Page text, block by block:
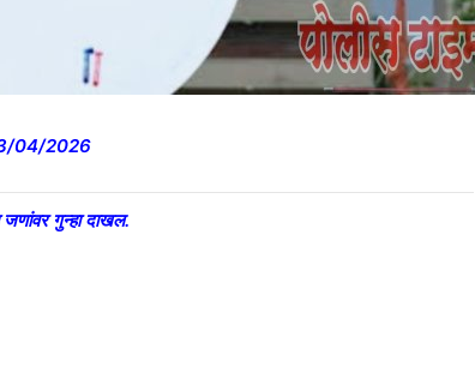
04/2026
जणांवर गुन्हा दाखल.